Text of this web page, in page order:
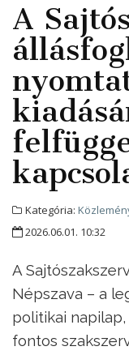
A
Kategória:
2026.06.01. 10:32
A
Népszava – a
politikai
fontos